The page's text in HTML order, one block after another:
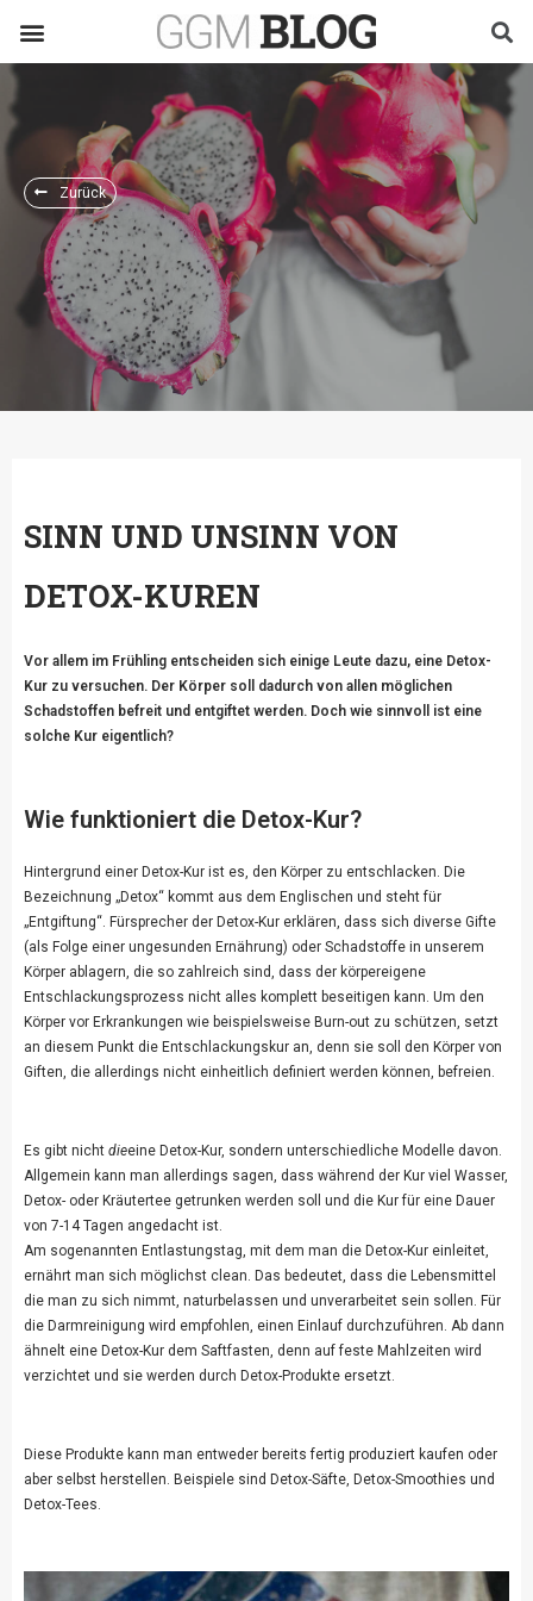
Zurück
SINN UND UNSINN VON
DETOX-KUREN
Vor allem im Frühling entscheiden sich einige Leute dazu, eine Detox-
Kur zu versuchen. Der Körper soll dadurch von allen möglichen
Schadstoffen befreit und entgiftet werden. Doch wie sinnvoll ist eine
solche Kur eigentlich?
Wie funktioniert die Detox-Kur?
Hintergrund einer Detox-Kur ist es, den Körper zu entschlacken. Die
Bezeichnung „Detox“ kommt aus dem Englischen und steht für
„Entgiftung“. Fürsprecher der Detox-Kur erklären, dass sich diverse Gifte
(als Folge einer ungesunden Ernährung) oder Schadstoffe in unserem
Körper ablagern, die so zahlreich sind, dass der körpereigene
Entschlackungsprozess nicht alles komplett beseitigen kann. Um den
Körper vor Erkrankungen wie beispielsweise Burn-out zu schützen, setzt
an diesem Punkt die Entschlackungskur an, denn sie soll den Körper von
Giften, die allerdings nicht einheitlich definiert werden können, befreien.
Es gibt nicht dieeine Detox-Kur, sondern unterschiedliche Modelle davon.
Allgemein kann man allerdings sagen, dass während der Kur viel Wasser,
Detox- oder Kräutertee getrunken werden soll und die Kur für eine Dauer
von 7-14 Tagen angedacht ist.
Am sogenannten Entlastungstag, mit dem man die Detox-Kur einleitet,
ernährt man sich möglichst clean. Das bedeutet, dass die Lebensmittel
die man zu sich nimmt, naturbelassen und unverarbeitet sein sollen. Für
die Darmreinigung wird empfohlen, einen Einlauf durchzuführen. Ab dann
ähnelt eine Detox-Kur dem Saftfasten, denn auf feste Mahlzeiten wird
verzichtet und sie werden durch Detox-Produkte ersetzt.
Diese Produkte kann man entweder bereits fertig produziert kaufen oder
aber selbst herstellen. Beispiele sind Detox-Säfte, Detox-Smoothies und
Detox-Tees.